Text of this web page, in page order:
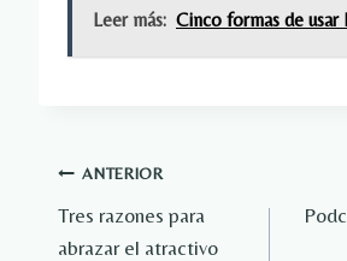
Leer más: Cinco formas de
Navegación
de
ANTERIOR
Tres razones para
abrazar el atractivo